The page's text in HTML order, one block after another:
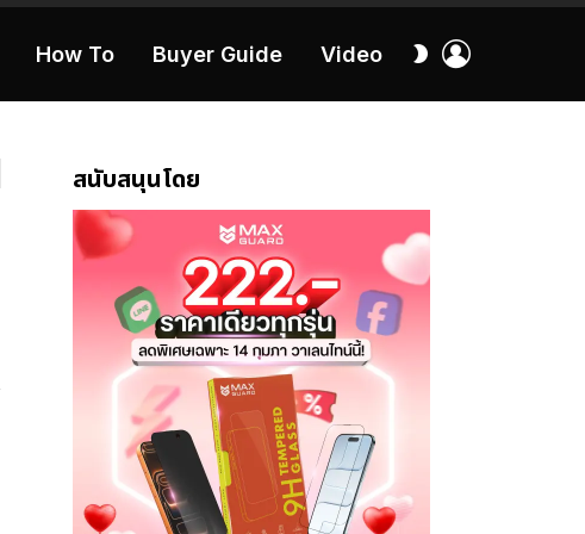
How To Buyer Guide Video
สลับ
สนับสนุนโดย